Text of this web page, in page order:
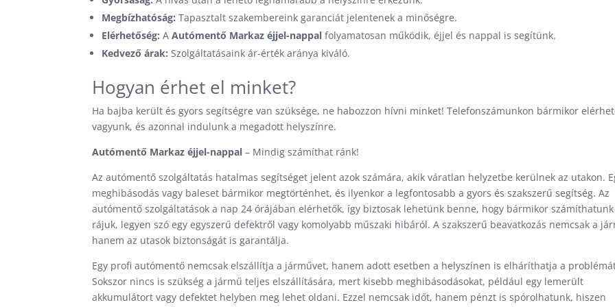
Megbízhatóság: Tapasztalt szakembereink garanciát jelentenek a minőségre.
Elérhetőség: AAutómentő Markaz éjjel-nappal folyamatosan működik, éjjel és nappal is segítünk.
Kedvező árak: Szolgáltatásaink ár-érték aránya kiváló.
Hogyan érhet el minket?
Ha bajba került és gyors segítségre van szüksége, ne habozzon hívni minket! Telefonszámunkon bármikor
vagyunk, és azonnal indulunk a megadott helyszínre.
Autómentő Markaz éjjel-nappal – Mindig számíthat ránk!
Az autómentő szolgáltatás hatalmas segítséget jelent azok számára, akik váratlan helyzetbe kerülnek az utakon.
meghibásodás vagy baleset bármikor megtörténhet, és ilyenkor a legfontosabb a gyors és szakszerű segítség. Az
autómentő szolgáltatások a nap 24 órájában elérhetők, így biztosak lehetünk benne, hogy bármikor számíthatunk
rájuk, legyen szó egy egyszerű defektről vagy komolyabb műszaki hibáról. A szakszerű beavatkozás nemcsak a
hanem az utasok biztonságát is garantálja.
Egy profi autómentő nemcsak elszállítja a járművet, hanem adott esetben a helyszínen is elháríthatja a
Sokszor nincs is szükség a jármű teljes elszállítására, mert kisebb meghibásodásokat, például egy lemerült
akkumulátort vagy defektet helyben meg lehet oldani. Ezzel nemcsak időt, hanem pénzt is spórolhatunk, hiszen